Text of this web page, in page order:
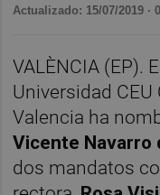
Actualizado: 15/07/2019 ·
VALÈNCIA (EP).
Universidad CEU
Valencia ha
Vicente Navarro
dos mandatos